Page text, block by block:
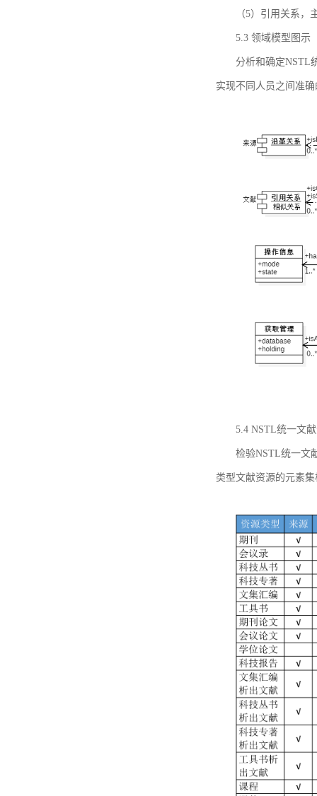
（5）引用关系，
5.3 领域模型图示
分析和确定NSTL
实现不同人员之间准
5.4 NSTL统一文
检验NSTL统一文
类型文献资源的元素